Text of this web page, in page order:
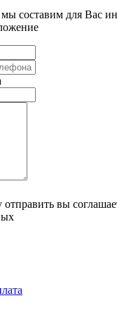
мы составим для Вас
вы